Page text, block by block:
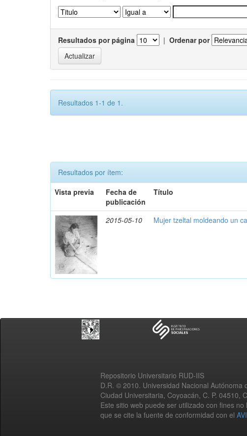
Resultados por página | Ordenar por
Resultados 1-1 de 1.
Resultados por ítem:
Vista previa
Fecha de
publicación
Título
2015-05-10 Mujer tzeltal moldeando un
Repositorio Universitario RUD-IIS
D.R. © 2010. Universidad Nacional Autónoma
Ciudad Universitaria, Coyoacán, C. P. 04510,
Este sitio web puede ser utilizado con fines no
que se cite la fuente de conformidad con el